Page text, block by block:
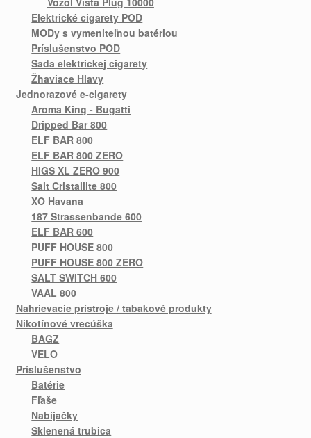
Elektrické cigarety POD
MODy s vymeniteľnou batériou
Príslušenstvo POD
Sada elektrickej cigarety
Žhaviace Hlavy
Jednorazové e-cigarety
Aroma King - Bugatti
Dripped Bar 800
ELF BAR 800
ELF BAR 800 ZERO
HIGS XL ZERO 900
Salt Cristallite 800
XO Havana
187 Strassenbande 600
ELF BAR 600
PUFF HOUSE 800
PUFF HOUSE 800 ZERO
SALT SWITCH 600
VAAL 800
Nahrievacie prístroje / tabakové produkty
Nikotínové vrecúška
BAGZ
VELO
Príslušenstvo
Batérie
Fľaše
Nabíjačky
Sklenená trubica